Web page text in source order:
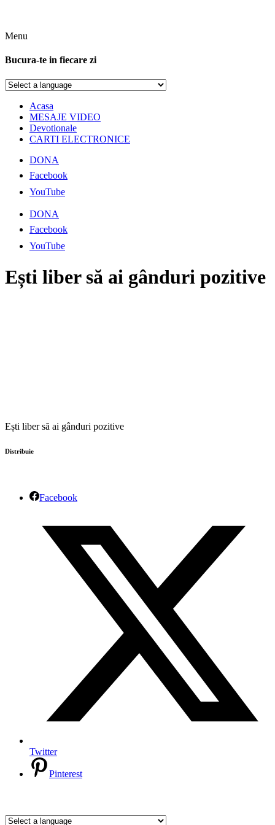
Menu
Bucura-te in fiecare zi
Acasa
MESAJE VIDEO
Devotionale
CARTI ELECTRONICE
DONA
Facebook
YouTube
DONA
Facebook
YouTube
Ești liber să ai gânduri pozitive
Ești liber să ai gânduri pozitive
Distribuie
Facebook
Twitter
Pinterest